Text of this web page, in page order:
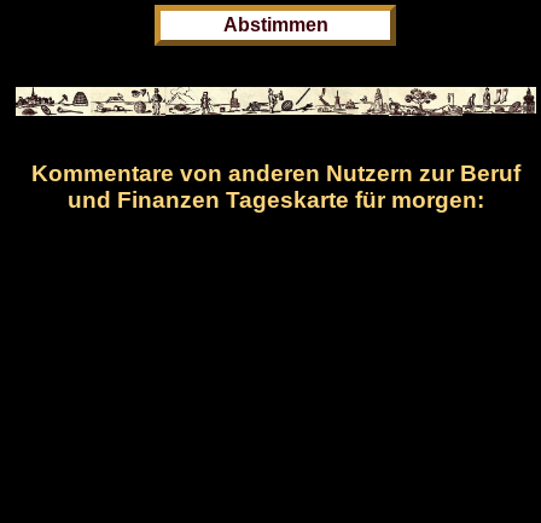
Kommentare von anderen Nutzern zur Beruf
und Finanzen Tageskarte für morgen: